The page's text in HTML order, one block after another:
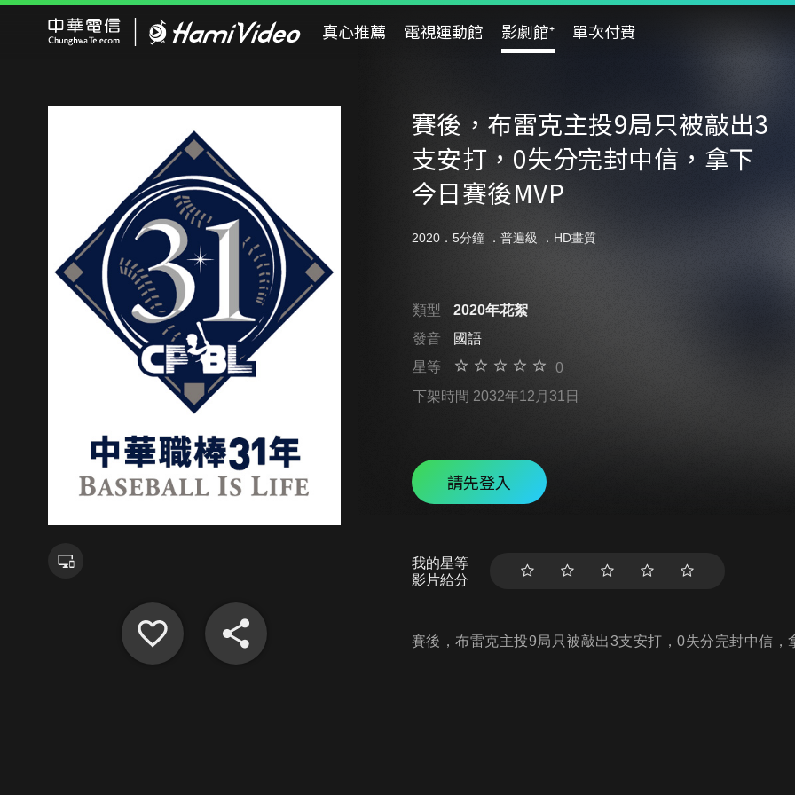
真心推薦 電視運動館 影劇館⁺ 單次付費
賽後，布雷克主投9局只被敲出3
支安打，0失分完封中信，拿下
今日賽後MVP
2020．5分鐘 ． 普遍級 ．HD畫質
類型
2020年花絮
發音
國語
星等
0
下架時間 2032年12月31日
請先登入
我的星等
影片給分
賽後，布雷克主投9局只被敲出3支安打，0失分完封中信，